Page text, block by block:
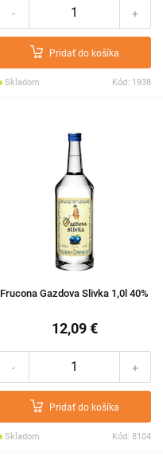
- +
Pridať do košíka
Skladom Kód: 1938
Frucona Gazdova Slivka 1,0l 40%
12,09 €
- +
Pridať do košíka
Skladom Kód: 8104